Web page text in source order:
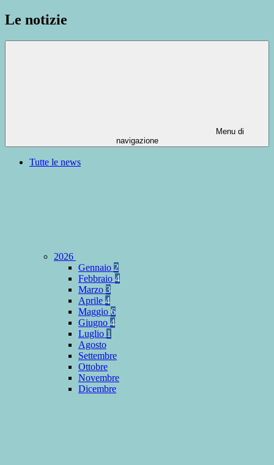
Le notizie
Menu di
navigazione
Tutte le news
2026
Gennaio 2
Febbraio 4
Marzo 3
Aprile 4
Maggio 6
Giugno 4
Luglio 1
Agosto
Settembre
Ottobre
Novembre
Dicembre